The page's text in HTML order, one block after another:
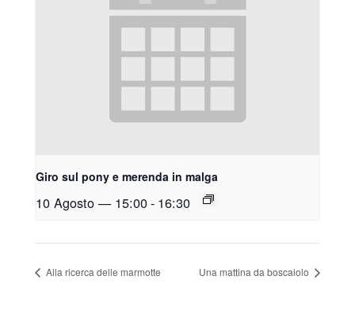
Giro sul pony e merenda in malga
10 Agosto — 15:00- 16:30
Alla ricerca delle marmotte Una mattina da boscaiolo